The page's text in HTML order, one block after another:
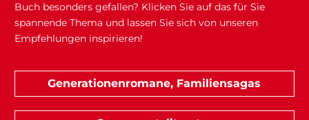
Buch besonders gefallen? Klicken Sie auf das für Sie
spannende Thema und lassen Sie sich von unseren
Empfehlungen inspirieren!
Generationenromane, Familiensagas